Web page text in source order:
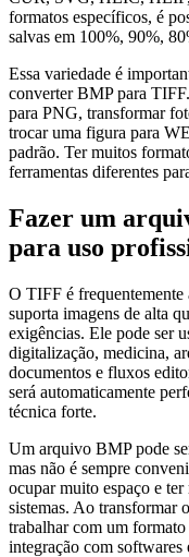
formatos específicos, é
salvas em 100%, 90%,
Essa variedade é
converter BMP para
para PNG, transformar
trocar uma figura para
padrão. Ter muitos
ferramentas diferentes
Fazer um
para uso
O TIFF é frequentemente
suporta imagens de alta
exigências. Ele pode ser
digitalização, medicina,
documentos e fluxos
será automaticamente
técnica forte.
Um arquivo BMP pode
mas não é sempre
ocupar muito espaço e
sistemas. Ao transformar
trabalhar com um
integração com softwares